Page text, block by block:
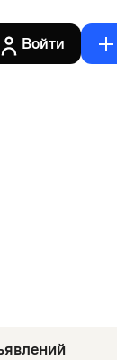
Войти